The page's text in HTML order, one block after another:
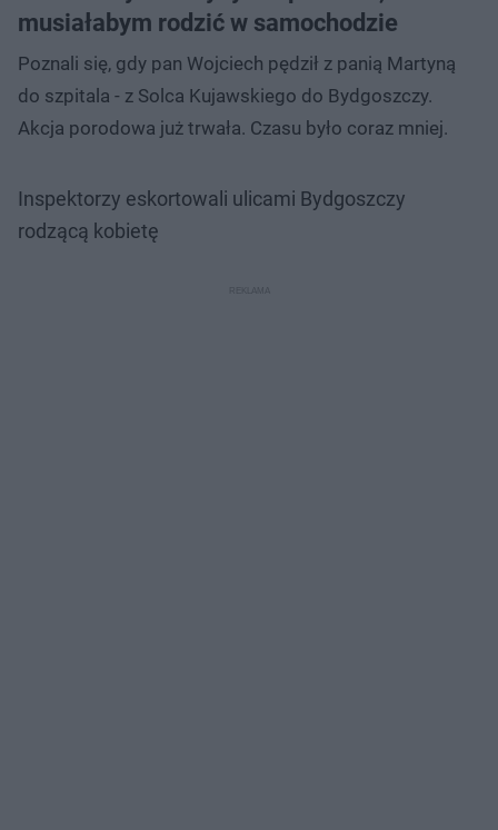
musiałabym rodzić w samochodzie
Poznali się, gdy pan Wojciech pędził z panią Martyną
do szpitala - z Solca Kujawskiego do Bydgoszczy.
Akcja porodowa już trwała. Czasu było coraz mniej.
Inspektorzy eskortowali ulicami Bydgoszczy
rodzącą kobietę